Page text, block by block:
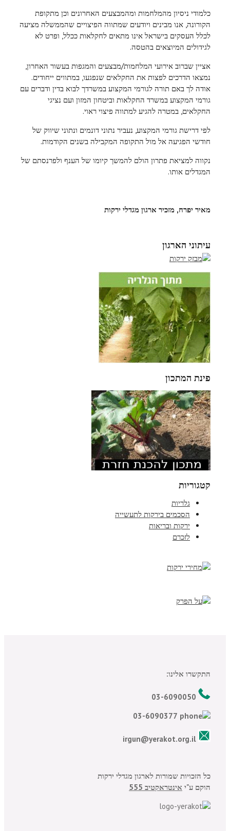
כלמודי ניסיון מהמלחמות ומהמבצעים האחרונים וכן מתקופת
הקורונה, אנו מבינים ויודעים שמתווה הפיצויים שהממשלה מציעה
לכלל העסקים בישראל אינו מתאים לחקלאות ככלל, ופרט לא
לגידולים המיוצאים בהטסה.
אציין שברוב אירועי המלחמות/מבצעים והמגפות בעשור האחרון,
נמצאו הדרכים לפצות את החקלאים שנפגעו, במתווים ייחודים.
אודה לך באם תורה לגורמי המקצוע במשרדך לבוא בדין ודברים עם
גורמי המקצוע במשרד החקלאות וביטחון המזון ועם נציגי
החקלאים, במטרה להגיע למתווה פיצוי ראוי.
לפי דרישת גורמי המקצוע, נעביר נתוני דונמים ונתוני שיווק של
חודשי הפגיעה אל מול התקופה המקבילה בשנים הקודמות.
נקווה למציאת פתרון הולם להמשך קיומו של הענף ולפרנסתם של
המגדלים אותו.
מאיר יפרח, מזכיר ארגון מגדלי ירקות
עיתוני הארגון
פינת המתכון
קטגוריות
גלריות
הסכמים בירקות לתעשייה
ירקות ובריאות
לזכרם
התקשרו אלינו:
כל הזכויות שמורות לארגון מגדלי ירקות
הוקם ע"י אינטראקטיב 555